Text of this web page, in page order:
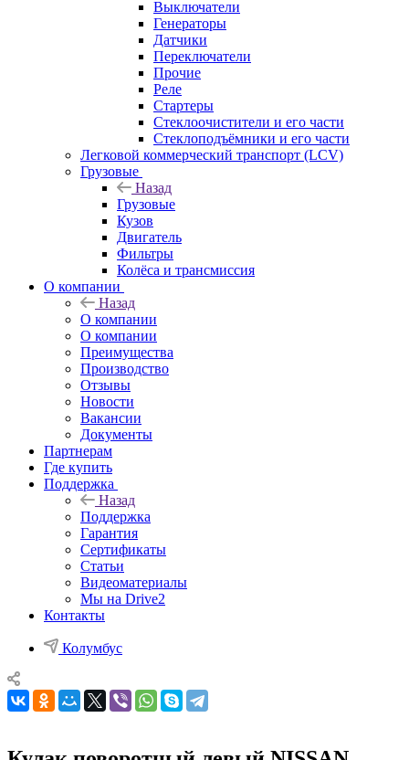
Выключатели
Генераторы
Датчики
Переключатели
Прочие
Реле
Стартеры
Стеклоочистители и его части
Стеклоподъёмники и его части
Легковой коммерческий транспорт (LCV)
Грузовые
Назад
Грузовые
Кузов
Двигатель
Фильтры
Колёса и трансмиссия
О компании
Назад
О компании
О компании
Преимущества
Производство
Отзывы
Новости
Вакансии
Документы
Партнерам
Где купить
Поддержка
Назад
Поддержка
Гарантия
Сертификаты
Статьи
Видеоматериалы
Мы на Drive2
Контакты
Колумбус